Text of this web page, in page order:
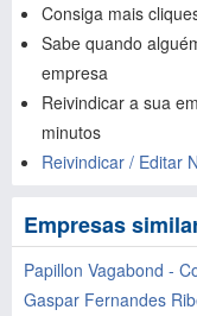
Consiga mais
Sabe quando
empresa
Reivindicar a sua
minutos
Reivindicar / Editar
Empresas
Gaspar Fernandes